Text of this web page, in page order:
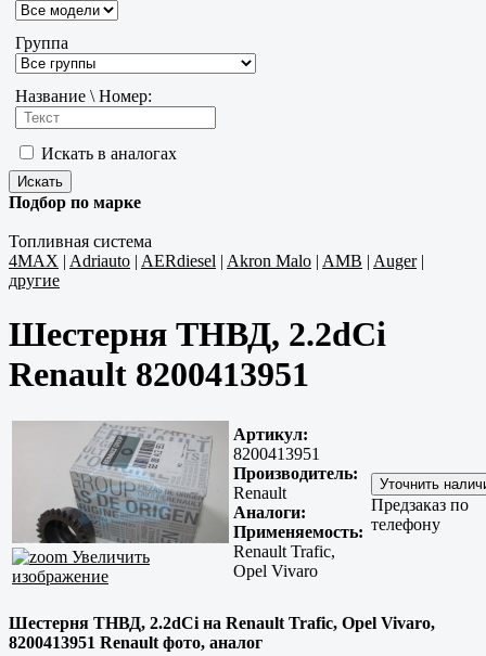
Группа
Название \ Номер:
Искать в аналогах
Подбор по марке
Топливная система
4MAX | Adriauto | AERdiesel | Akron Malo | AMB | Auger|
другие
Шестерня ТНВД, 2.2dCi
Renault 8200413951
Увеличить
изображение
Артикул:
8200413951
Производитель:
Renault
Аналоги:
Применяемость:
Renault Trafic,
Opel Vivaro
Предзаказ по
телефону
Шестерня ТНВД, 2.2dCi на Renault Trafic, Opel Vivaro,
8200413951 Renault фото, аналог